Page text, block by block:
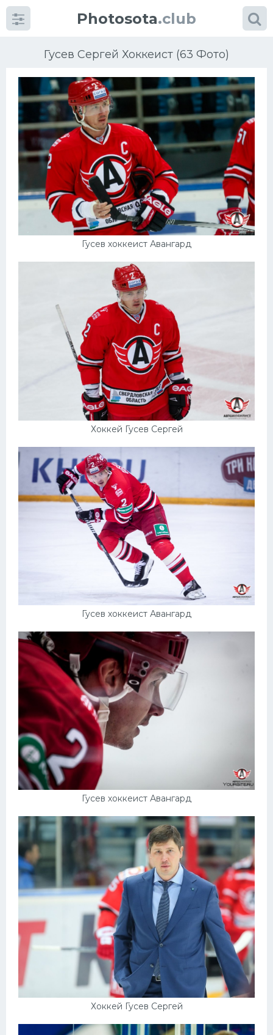
Photosota.club
Гусев Сергей Хоккеист (63 Фото)
Гусев хоккеист Авангард
Хоккей Гусев Сергей
Гусев хоккеист Авангард
Гусев хоккеист Авангард
Хоккей Гусев Сергей
КатегорииФото
Еще картинки...
Футбол
Тренажеры
Интерьер квартиры